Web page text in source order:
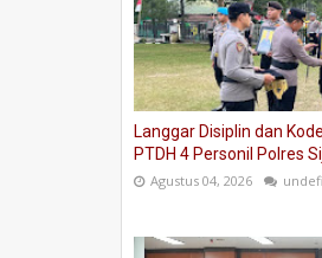
Langgar Disiplin dan
PTDH 4 Personil Polres
Agustus 04, 2026